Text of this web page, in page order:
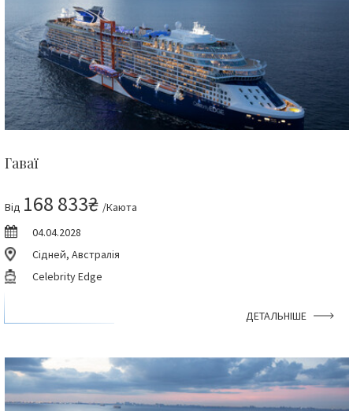
Гаваї
Від 168 833₴ /Каюта
04.04.2028
Сідней, Австралія
Celebrity Edge
ДЕТАЛЬНІШЕ